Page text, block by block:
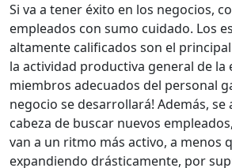
Si va a tener éxito en los negocios,
empleados con sumo cuidado. Los
altamente calificados son el
la actividad productiva general de la
miembros adecuados del personal
negocio se desarrollará! Además,
cabeza de buscar nuevos
van a un ritmo más activo, a menos
expandiendo drásticamente, por